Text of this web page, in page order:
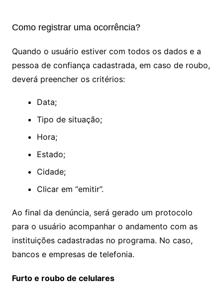
Como registrar uma ocorrência?
Quando o usuário estiver com todos os dados e a
pessoa de confiança cadastrada, em caso de roubo,
deverá preencher os critérios:
Data;
Tipo de situação;
Hora;
Estado;
Cidade;
Clicar em “emitir”.
Ao final da denúncia, será gerado um protocolo
para o usuário acompanhar o andamento com as
instituições cadastradas no programa. No caso,
bancos e empresas de telefonia.
Furto e roubo de celulares